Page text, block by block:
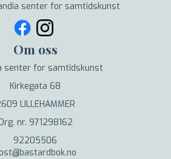
senter for samtidskunst
Om oss
senter for samtidskunst
Kirkegata 68
LILLEHAMMER
nr. 971298162
92205506